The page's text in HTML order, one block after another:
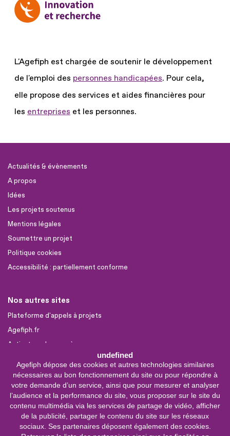
undefined
Agefiph dépose des cookies et autres technologies similaires
nécessaires au bon fonctionnement du site ou pour répondre à
votre demande d’un service, ainsi que pour mesurer et analyser
l’audience et la performance du site, vous proposer sur le site du
contenu multimédia via les services de partage de vidéo, afficher
de la publicité, partager le contenu du site sur les réseaux
sociaux. Ses partenaires déposent également des cookies.
L'Agefiph est chargée de soutenir le développement
de l'emploi des personnes handicapées. Pour cela,
elle propose des services et aides financières pour
les entreprises et les personnes.
Actualités & évènements
A propos
Idées
Les projets soutenus
Mentions légales
Soumettre un projet
Politique cookies
Accessibilité : partiellement conforme
Nos autres sites
Plateforme d'appels à projets
Agefiph.fr
Activateur de progrès
Sites partenaires
FIRAH
CNSA
FIPHFP
Mon parcours